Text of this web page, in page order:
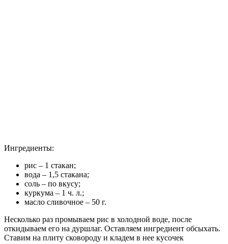
Ингредиенты:
рис – 1 стакан;
вода – 1,5 стакана;
соль – по вкусу;
куркума – 1 ч. л.;
масло сливочное – 50 г.
Несколько раз промываем рис в холодной воде, после
откидываем его на дуршлаг. Оставляем ингредиент обсыхать.
Ставим на плиту сковороду и кладем в нее кусочек